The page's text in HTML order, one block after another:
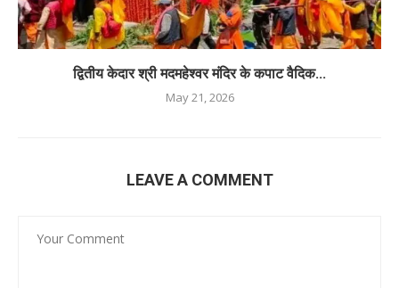
द्वितीय केदार श्री मदमहेश्वर मंदिर के कपाट वैदिक...
May 21, 2026
LEAVE A COMMENT